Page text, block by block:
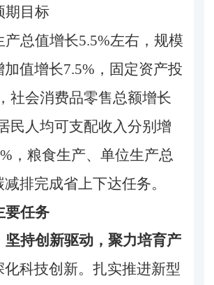
期目标
产总值增长5.5%左右，规模
加值增长7.5%，固定资产投
社会消费品零售总额增长
民人均可支配收入分别增
，粮食生产、单位生产总
排完成省上下达任务。
要任务
坚持创新驱动，聚力培育产
化科技创新。 扎实推进新型